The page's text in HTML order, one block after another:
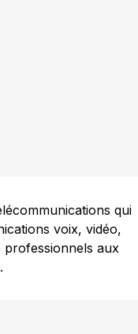
qui
voix, vidéo,
professionnels aux